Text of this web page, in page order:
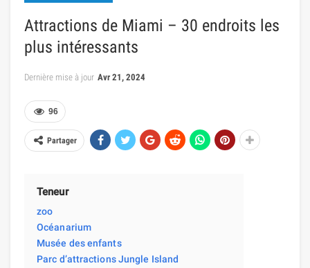
Attractions de Miami – 30 endroits les
plus intéressants
Dernière mise à jour Avr 21, 2024
96
Partager
Teneur
zoo
Océanarium
Musée des enfants
Parc d’attractions Jungle Island